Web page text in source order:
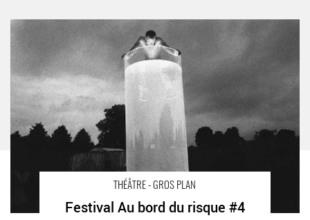
THÉÂTRE - GROS PLAN
Festival Au bord du risque #4
Festival Au bord du risque #4 - Critique sortie Théâtre Aubusson
Scène nationale d'Aubusson – Théâtre Jean-Lurçat